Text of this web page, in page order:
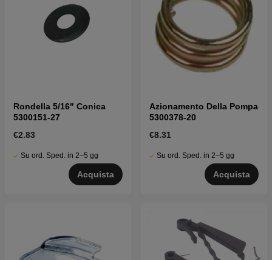
Rondella 5/16" Conica
5300151-27
€2.83
Su ord. Sped. in 2–5 gg
Acquista
Azionamento Della Pompa
5300378-20
€8.31
Su ord. Sped. in 2–5 gg
Acquista